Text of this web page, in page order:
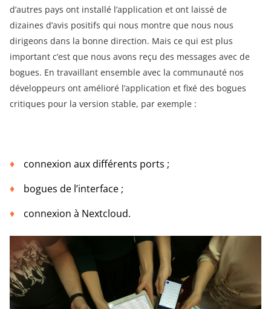
d’autres pays ont installé l’application et ont laissé de
dizaines d’avis positifs qui nous montre que nous nous
dirigeons dans la bonne direction. Mais ce qui est plus
important c’est que nous avons reçu des messages avec de
bogues. En travaillant ensemble avec la communauté nos
développeurs ont amélioré l’application et fixé des bogues
critiques pour la version stable, par exemple :
connexion aux différents ports ;
bogues de l’interface ;
connexion à Nextcloud.